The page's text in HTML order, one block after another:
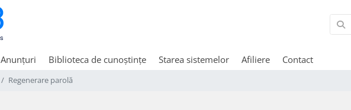
Anunțuri Biblioteca de cunoștințe Starea sistemelor Afiliere Contact
Regenerare parolă